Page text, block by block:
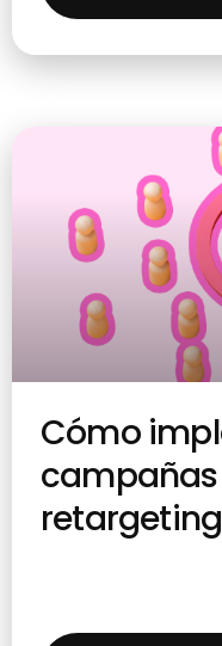
Cómo
retargeting